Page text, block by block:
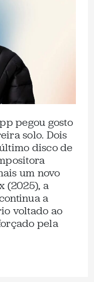
pegou gosto
solo. Dois
disco de
um novo
(2025), a
a
voltado ao
pela